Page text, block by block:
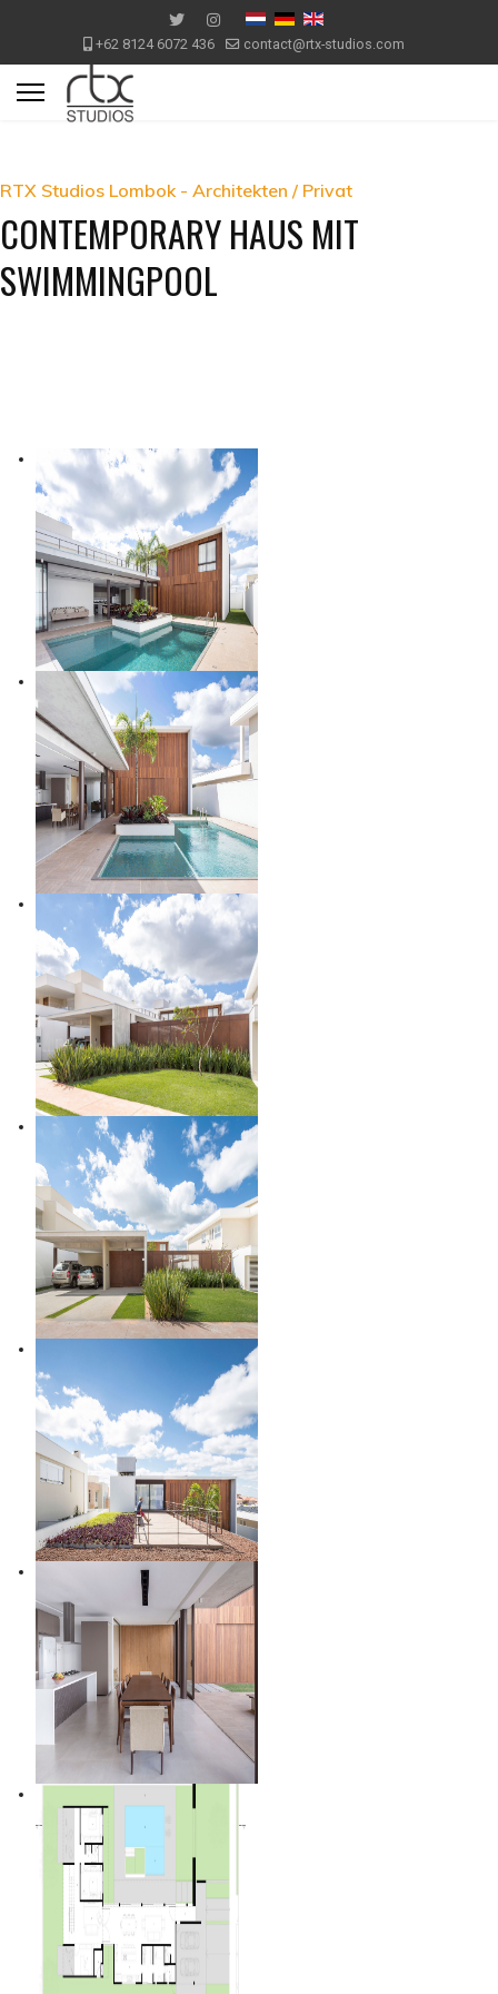
+62 8124 6072 436 contact@rtx-studios.com
RTX Studios Lombok - Architekten / Privat
CONTEMPORARY HAUS MIT
SWIMMINGPOOL